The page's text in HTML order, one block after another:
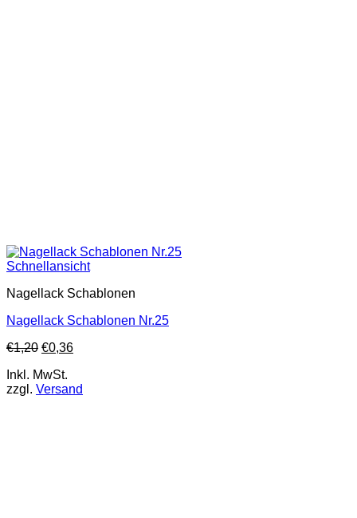
Schnellansicht
Nagellack Schablonen
Nagellack Schablonen Nr.25
€1,20 €0,36
Inkl. MwSt.
zzgl. Versand